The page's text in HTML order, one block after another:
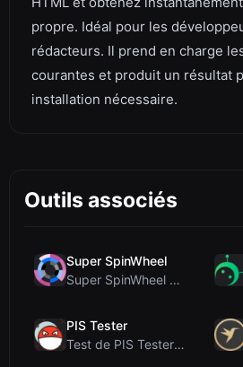
propre. Idéal pour les
rédacteurs. Il prend en charge
courantes et produit un résultat
installation nécessaire.
Outils associés
Super SpinWheel
Super SpinWheel Review: A Privacy-First Free Wheel...
PIS Tester
Test de PIS Tester : Le quiz d’amitié sans IA qui ...